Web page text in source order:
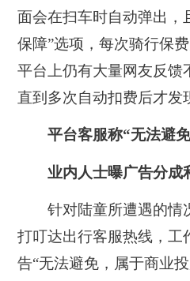
面会在扫车时自动弹出，
保障”选项，每次骑行保
平台上仍有大量网友反馈
直到多次自动扣费后才发
平台客服称“无法避
业内人士曝广告分成
针对陆童所遭遇的情
打叮达出行客服热线，工
告“无法避免，属于商业